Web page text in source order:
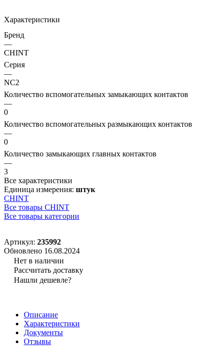
Характеристики
Бренд
—
CHINT
Серия
—
NC2
Количество вспомогательных замыкающих контактов
—
0
Количество вспомогательных размыкающих контактов
—
0
Количество замыкающих главных контактов
—
3
Все характеристики
Единица измерения: штук
CHINT
Все товары CHINT
Все товары категории
Артикул: 235992
Обновлено 16.08.2024
Нет в наличии
Рассчитать доставку
Нашли дешевле?
Описание
Характеристики
Документы
Отзывы